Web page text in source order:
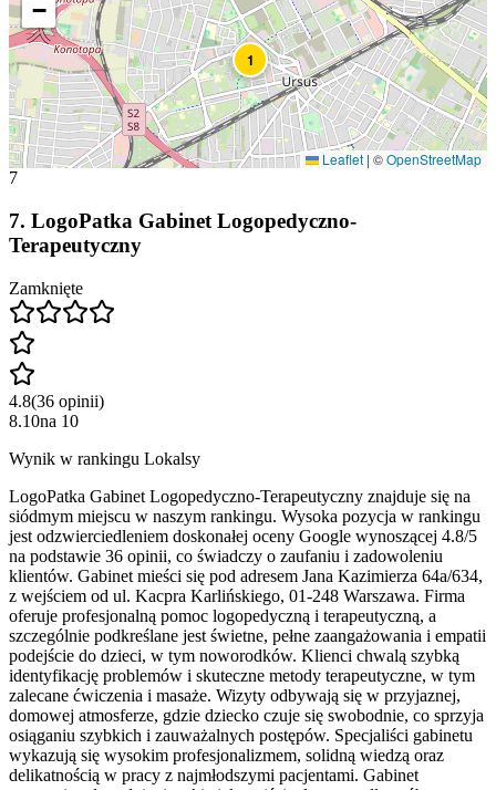
1
−
Leaflet | ©OpenStreetMap
7
7. LogoPatka Gabinet Logopedyczno-
Terapeutyczny
Zamknięte
4.8(36 opinii)
8.10na 10
Wynik w rankingu Lokalsy
LogoPatka Gabinet Logopedyczno-Terapeutyczny znajduje się na
siódmym miejscu w naszym rankingu. Wysoka pozycja w rankingu
jest odzwierciedleniem doskonałej oceny Google wynoszącej 4.8/5
na podstawie 36 opinii, co świadczy o zaufaniu i zadowoleniu
klientów. Gabinet mieści się pod adresem Jana Kazimierza 64a/634,
z wejściem od ul. Kacpra Karlińskiego, 01-248 Warszawa. Firma
oferuje profesjonalną pomoc logopedyczną i terapeutyczną, a
szczególnie podkreślane jest świetne, pełne zaangażowania i empatii
podejście do dzieci, w tym noworodków. Klienci chwalą szybką
identyfikację problemów i skuteczne metody terapeutyczne, w tym
zalecane ćwiczenia i masaże. Wizyty odbywają się w przyjaznej,
domowej atmosferze, gdzie dziecko czuje się swobodnie, co sprzyja
osiąganiu szybkich i zauważalnych postępów. Specjaliści gabinetu
wykazują się wysokim profesjonalizmem, solidną wiedzą oraz
delikatnością w pracy z najmłodszymi pacjentami. Gabinet